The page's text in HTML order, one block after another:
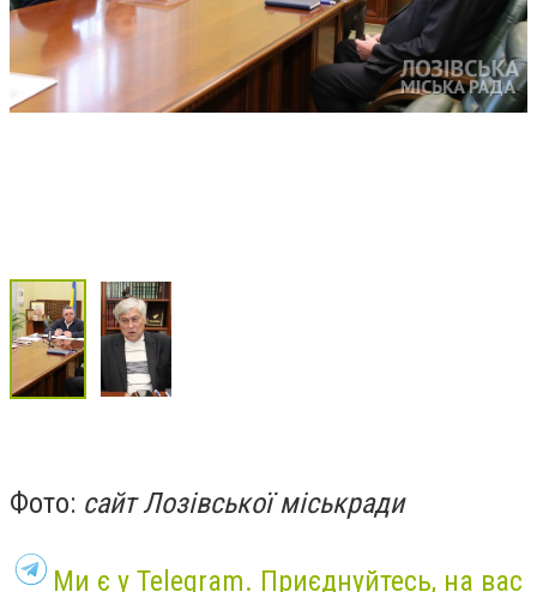
Фото: сайт Лозівської міськради
Ми є у Telegram. Приєднуйтесь, на вас